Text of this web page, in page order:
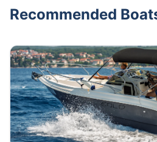
Recommended